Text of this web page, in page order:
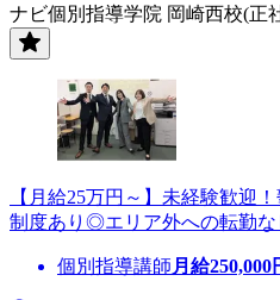
ナビ個別指導学院 岡崎西校(正
【月給25万円～】未経験歓迎
制度あり◎エリア外への転勤な
個別指導講師 月給250,000